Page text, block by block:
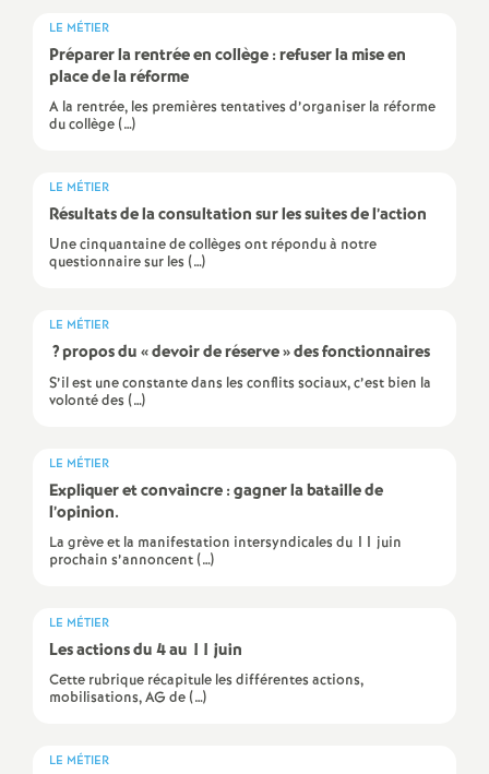
n
e
e
n
s
e
S
o
LE MÉTIER
Préparer la rentrée en collège : refuser la mise en
place de la réforme
A la rentrée, les premières tentatives d’organiser la réforme
du collège (…)
LE MÉTIER
Résultats de la consultation sur les suites de l’action
Une cinquantaine de collèges ont répondu à notre
questionnaire sur les (…)
LE MÉTIER
? propos du «devoir de réserve» des fonctionnaires
S’il est une constante dans les conflits sociaux, c’est bien la
volonté des (…)
LE MÉTIER
Expliquer et convaincre : gagner la bataille de
l’opinion.
La grève et la manifestation intersyndicales du 11 juin
prochain s’annoncent (…)
LE MÉTIER
Les actions du 4 au 11 juin
Cette rubrique récapitule les différentes actions,
mobilisations, AG de (…)
LE MÉTIER